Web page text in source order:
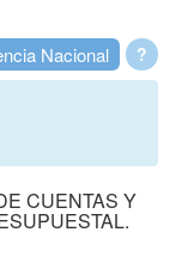
?
Nacional
CUENTAS Y